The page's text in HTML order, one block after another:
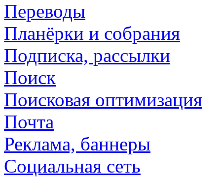
Переводы
Планёрки и собрания
Подписка, рассылки
Поиск
Поисковая оптимизация
Почта
Реклама, баннеры
Социальная сеть